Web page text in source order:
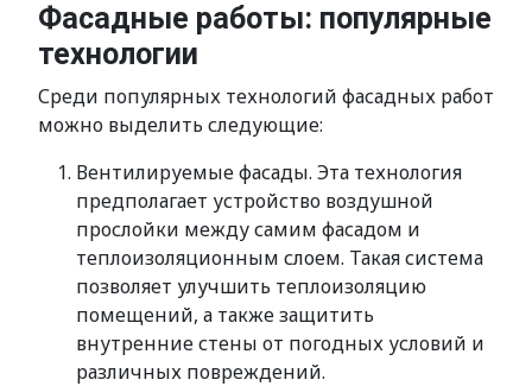
Фасадные работы: популярные
технологии
Среди популярных технологий фасадных работ
можно выделить следующие:
Вентилируемые фасады. Эта технология
предполагает устройство воздушной
прослойки между самим фасадом и
теплоизоляционным слоем. Такая система
позволяет улучшить теплоизоляцию
помещений, а также защитить
внутренние стены от погодных условий и
различных повреждений.